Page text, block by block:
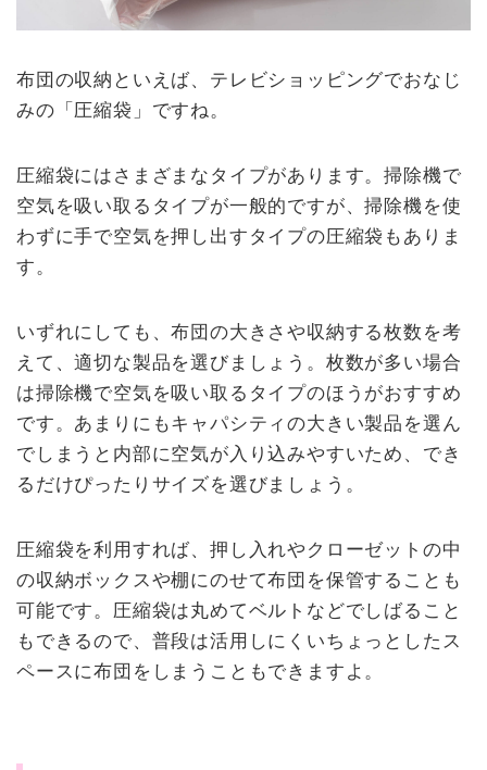
布団の収納といえば、テレビショッピングでおなじ
みの「圧縮袋」ですね。
圧縮袋にはさまざまなタイプがあります。掃除機で
空気を吸い取るタイプが一般的ですが、掃除機を使
わずに手で空気を押し出すタイプの圧縮袋もありま
す。
いずれにしても、布団の大きさや収納する枚数を考
えて、適切な製品を選びましょう。枚数が多い場合
は掃除機で空気を吸い取るタイプのほうがおすすめ
です。あまりにもキャパシティの大きい製品を選ん
でしまうと内部に空気が入り込みやすいため、でき
るだけぴったりサイズを選びましょう。
圧縮袋を利用すれば、押し入れやクローゼットの中
の収納ボックスや棚にのせて布団を保管することも
可能です。圧縮袋は丸めてベルトなどでしばること
もできるので、普段は活用しにくいちょっとしたス
ペースに布団をしまうこともできますよ。